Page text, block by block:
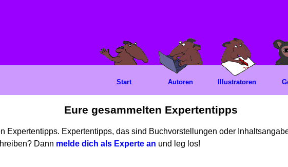
Eure gesammelten Expertentipps
Expertentipps. Expertentipps, das sind Buchvorstellungen oder
Dann melde dich als Experte an und leg los!
Start Autoren Illustratoren